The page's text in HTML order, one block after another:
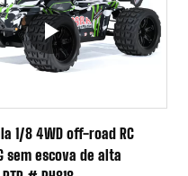
1/8 4WD off-road RC
sem escova de alta